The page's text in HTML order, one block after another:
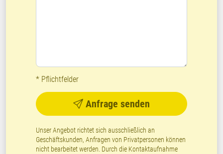
* Pflichtfelder
Anfrage senden
Unser Angebot richtet sich ausschließlich an
Geschäftskunden, Anfragen von Privatpersonen können
nicht bearbeitet werden. Durch die Kontaktaufnahme